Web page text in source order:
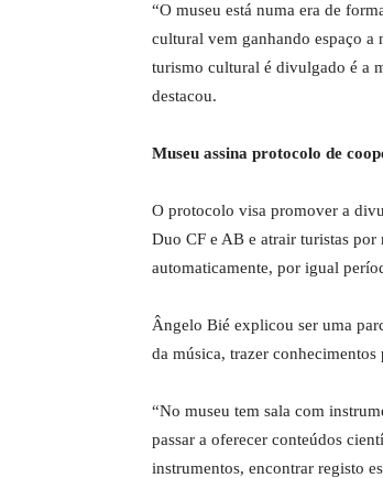
“O museu está numa era de
cultural vem ganhando espaço a
turismo cultural é divulgado é a
destacou.
Museu assina protocolo de
O protocolo visa promover a
Duo CF e AB e atrair turistas por
automaticamente, por igual
Ângelo Bié explicou ser uma
da música, trazer
“No museu tem sala com
passar a oferecer conteúdos
instrumentos, encontrar registo